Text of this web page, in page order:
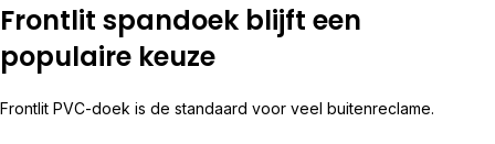
Frontlit spandoek blijft een
populaire keuze
Frontlit PVC-doek is de standaard voor veel buitenreclame.